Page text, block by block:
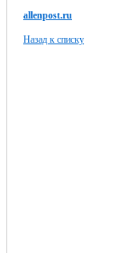
allenpost.ru
Назад к списку